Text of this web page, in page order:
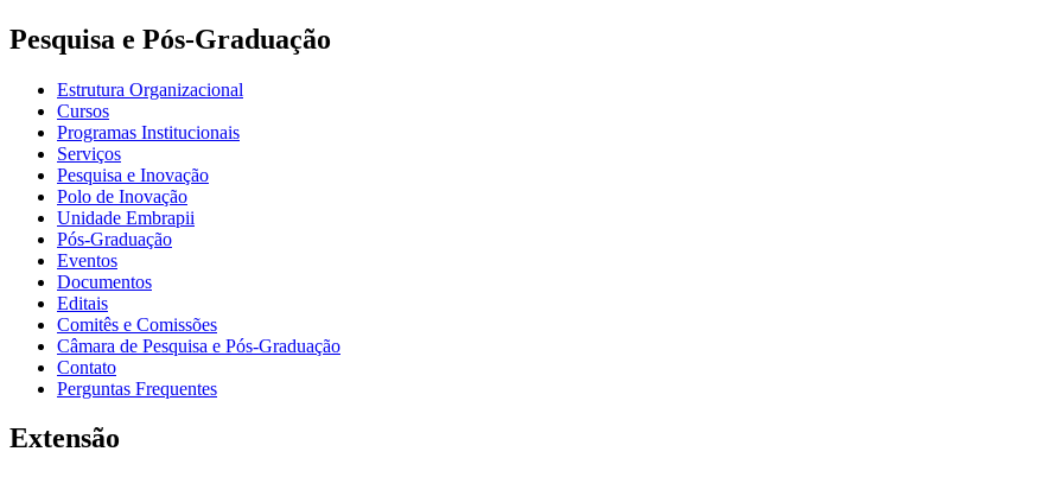
Pesquisa e Pós-Graduação
Estrutura Organizacional
Cursos
Programas Institucionais
Serviços
Pesquisa e Inovação
Polo de Inovação
Unidade Embrapii
Pós-Graduação
Eventos
Documentos
Editais
Comitês e Comissões
Câmara de Pesquisa e Pós-Graduação
Contato
Perguntas Frequentes
Extensão